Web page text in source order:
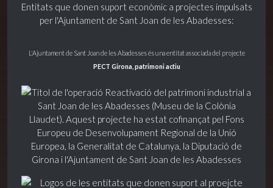
Entitats que donen suport econòmic a projectes impulsats
per l'Ajuntament de Sant Joan de les Abadesses:
L'Ajuntament de Sant Joan de les Abadesses és una entitat associada del projecte
PECT Girona, patrimoni actiu